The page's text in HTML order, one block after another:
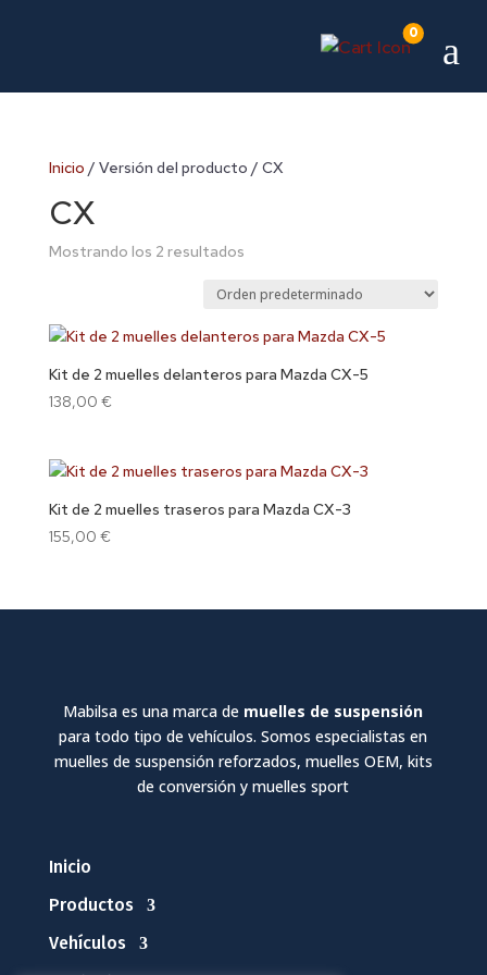
0 a
Inicio / Versión del producto / CX
CX
Mostrando los 2 resultados
Kit de 2 muelles delanteros para Mazda CX-5
138,00 €
Kit de 2 muelles traseros para Mazda CX-3
155,00 €
Mabilsa es una marca de muelles de suspensión
para todo tipo de vehículos. Somos especialistas en
muelles de suspensión reforzados, muelles OEM, kits
de conversión y muelles sport
Inicio
Productos
Vehículos